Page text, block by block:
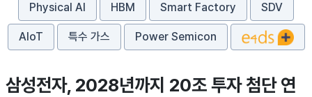
Physical AI HBM Smart Factory SDV
AIoT 특수 가스 Power Semicon
삼성전자, 2028년까지 20조 투자 첨단 연